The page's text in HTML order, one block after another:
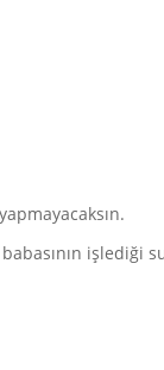
işlediği